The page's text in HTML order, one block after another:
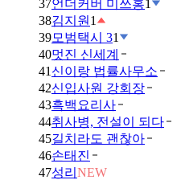
37언더커버 미쓰홍1
38김지원 1
39모범택시 31
40멋진 신세계
41 신이랑 법률사무소
42신입사원 강회장
43흑백요리사
44취사병, 전설이 되다
45길치라도 괜찮아
46손태진
47성리 NEW